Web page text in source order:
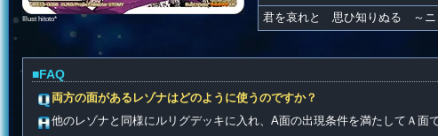
Illust hitoto*
君を哀れと 思ひ知りぬる ～ニ
■FAQ
両方の面があるレゾナはどのように使うのですか？
他のレゾナと同様にルリグデッキに入れ、A面の出現条件を満たしてＡ面